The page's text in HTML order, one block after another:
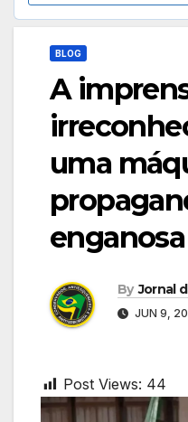
BLOG
A
uma
enganosa
By Jornal
JUN 9,
Post Views: 44